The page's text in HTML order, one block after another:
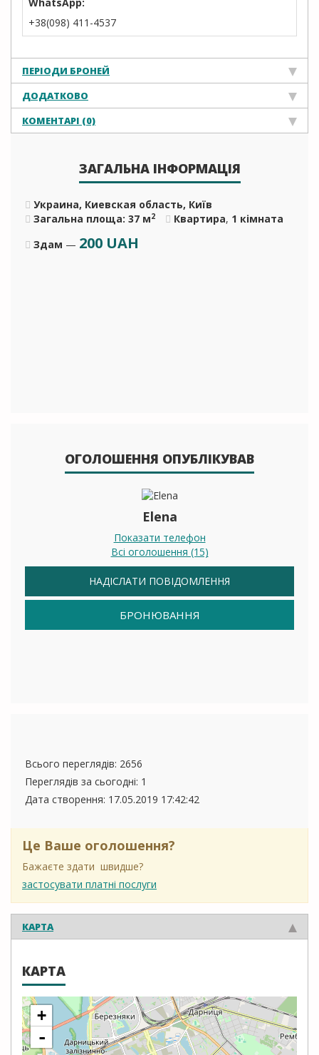
+38(098) 411-4537
ПЕРІОДИ БРОНЕЙ
ДОДАТКОВО
КОМЕНТАРІ (0)
ЗАГАЛЬНА ІНФОРМАЦІЯ
Украина, Киевская область, Київ
Загальна площа: 37 м2 Квартира, 1 кімната
Здам — 200 UAH
ОГОЛОШЕННЯ ОПУБЛІКУВАВ
Elena
Показати телефон
Всі оголошення (15)
НАДІСЛАТИ ПОВІДОМЛЕННЯ
БРОНЮВАННЯ
Всього переглядів: 2656
Переглядів за сьогодні: 1
Дата створення: 17.05.2019 17:42:42
Це Ваше оголошення?
Бажаєте здати швидше?
застосувати платні послуги
КАРТА
КАРТА
+
-